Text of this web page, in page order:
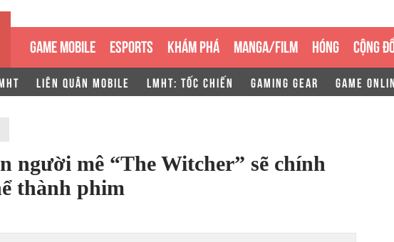
GAME MOBILE ESPORTS KHÁM PHÁ MANGA/FILM HÓNG CỘNG
LIÊN QUÂN MOBILE LMHT: TỐC CHIẾN GAMING GEAR GAME
người mê “The Witcher” sẽ chính
thành phim